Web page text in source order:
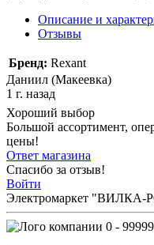
Описание и
Отзывы
Бренд: Rexant
Даниил (Макеевка)
1 г. назад
Хороший выбор
Большой ассортимент,
цены!
Ответ магазина
Спасибо за отзыв!
Войти
Электромаркет
0 -